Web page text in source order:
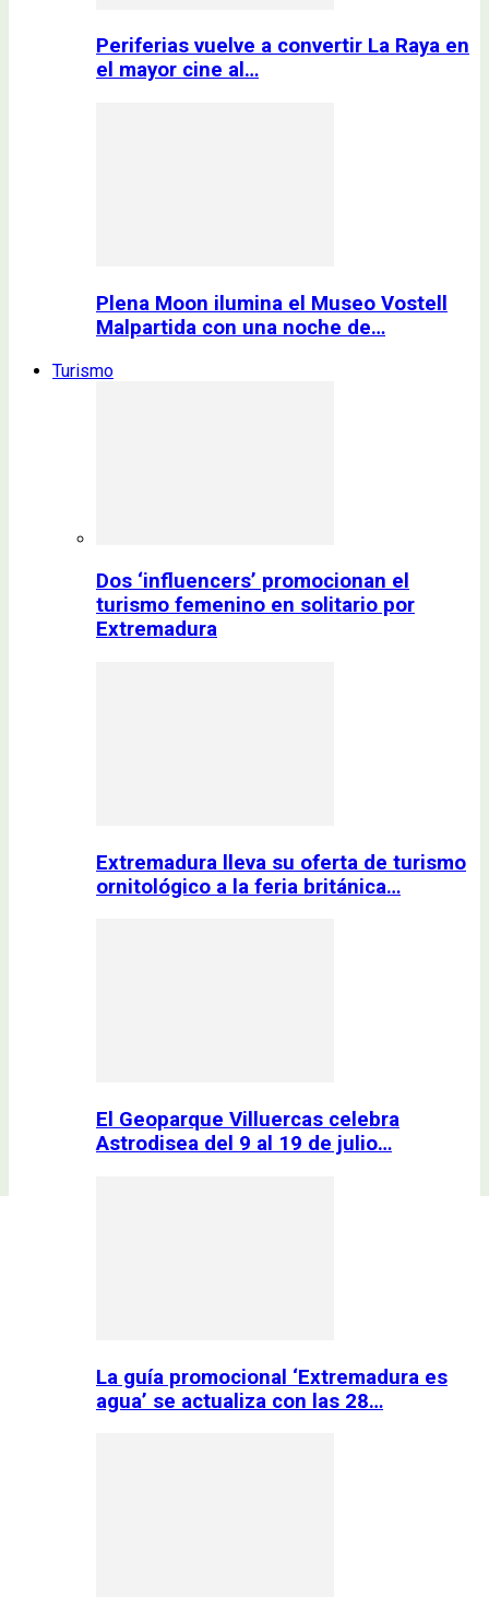
Periferias vuelve a convertir La Raya en
el mayor cine al…
Plena Moon ilumina el Museo Vostell
Malpartida con una noche de…
Turismo
Dos ‘influencers’ promocionan el
turismo femenino en solitario por
Extremadura
Extremadura lleva su oferta de turismo
ornitológico a la feria británica…
El Geoparque Villuercas celebra
Astrodisea del 9 al 19 de julio…
La guía promocional ‘Extremadura es
agua’ se actualiza con las 28…